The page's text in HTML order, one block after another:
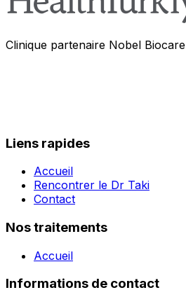
Clinique partenaire Nobel Biocare
Liens rapides
Accueil
Rencontrer le Dr Taki
Contact
Nos traitements
Accueil
Informations de contact